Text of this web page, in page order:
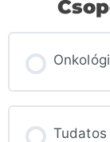
0% KÉSZ 0/0